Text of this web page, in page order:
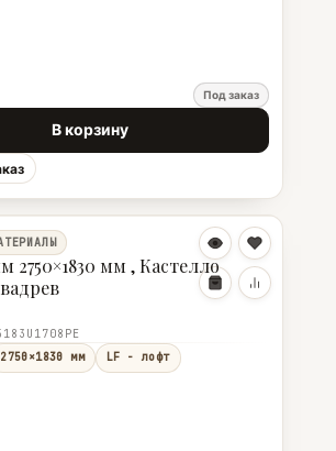
Под заказ
В корзину
2750×1830 мм , Кастелло
2750×1830 мм LF - лофт